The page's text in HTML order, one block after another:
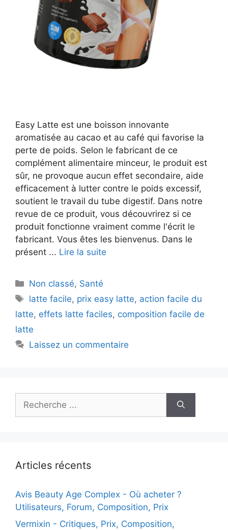
Easy Latte est une boisson innovante
aromatisée au cacao et au café qui favorise la
perte de poids. Selon le fabricant de ce
complément alimentaire minceur, le produit est
sûr, ne provoque aucun effet secondaire, aide
efficacement à lutter contre le poids excessif,
soutient le travail du tube digestif. Dans notre
revue de ce produit, vous découvrirez si ce
produit fonctionne vraiment comme l'écrit le
fabricant. Vous êtes les bienvenus. Dans le
présent ... Lire la suite
Catégories
Non classé, Santé
Mots-
clés
latte facile, prix easy latte, action facile du
latte, effets latte faciles, composition facile de
latte
Laissez un commentaire
Articles récents
Avis Beauty Age Сomplex - Où acheter ?
Utilisateurs, Forum, Composition, Prix
Vermixin - Critiques, Prix, Composition,